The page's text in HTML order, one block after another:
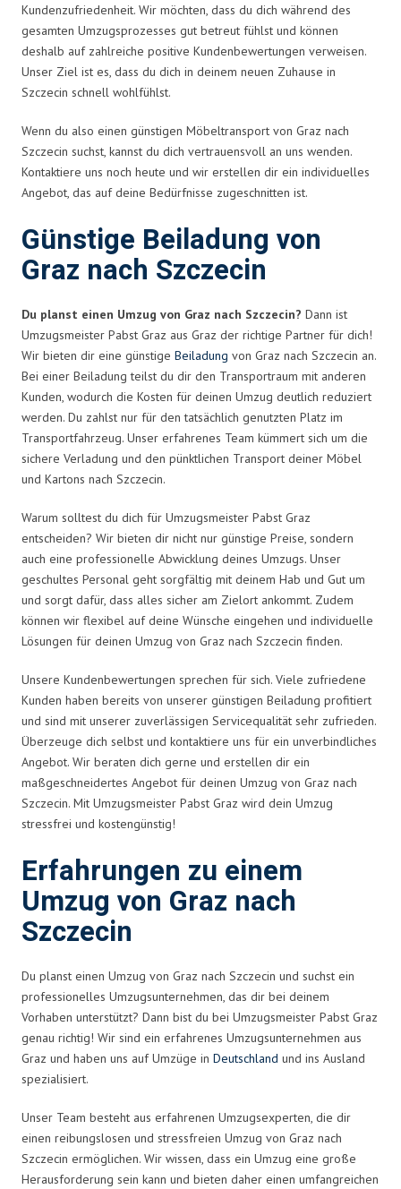
Kundenzufriedenheit. Wir möchten, dass du dich während des
gesamten Umzugsprozesses gut betreut fühlst und können
deshalb auf zahlreiche positive Kundenbewertungen verweisen.
Unser Ziel ist es, dass du dich in deinem neuen Zuhause in
Szczecin schnell wohlfühlst.
Wenn du also einen günstigen Möbeltransport von Graz nach
Szczecin suchst, kannst du dich vertrauensvoll an uns wenden.
Kontaktiere uns noch heute und wir erstellen dir ein individuelles
Angebot, das auf deine Bedürfnisse zugeschnitten ist.
Günstige Beiladung von
Graz nach Szczecin
Du planst einen Umzug von Graz nach Szczecin? Dann ist
Umzugsmeister Pabst Graz aus Graz der richtige Partner für dich!
Wir bieten dir eine günstige Beiladung von Graz nach Szczecin an.
Bei einer Beiladung teilst du dir den Transportraum mit anderen
Kunden, wodurch die Kosten für deinen Umzug deutlich reduziert
werden. Du zahlst nur für den tatsächlich genutzten Platz im
Transportfahrzeug. Unser erfahrenes Team kümmert sich um die
sichere Verladung und den pünktlichen Transport deiner Möbel
und Kartons nach Szczecin.
Warum solltest du dich für Umzugsmeister Pabst Graz
entscheiden? Wir bieten dir nicht nur günstige Preise, sondern
auch eine professionelle Abwicklung deines Umzugs. Unser
geschultes Personal geht sorgfältig mit deinem Hab und Gut um
und sorgt dafür, dass alles sicher am Zielort ankommt. Zudem
können wir flexibel auf deine Wünsche eingehen und individuelle
Lösungen für deinen Umzug von Graz nach Szczecin finden.
Unsere Kundenbewertungen sprechen für sich. Viele zufriedene
Kunden haben bereits von unserer günstigen Beiladung profitiert
und sind mit unserer zuverlässigen Servicequalität sehr zufrieden.
Überzeuge dich selbst und kontaktiere uns für ein unverbindliches
Angebot. Wir beraten dich gerne und erstellen dir ein
maßgeschneidertes Angebot für deinen Umzug von Graz nach
Szczecin. Mit Umzugsmeister Pabst Graz wird dein Umzug
stressfrei und kostengünstig!
Erfahrungen zu einem
Umzug von Graz nach
Szczecin
Du planst einen Umzug von Graz nach Szczecin und suchst ein
professionelles Umzugsunternehmen, das dir bei deinem
Vorhaben unterstützt? Dann bist du bei Umzugsmeister Pabst Graz
genau richtig! Wir sind ein erfahrenes Umzugsunternehmen aus
Graz und haben uns auf Umzüge in Deutschland und ins Ausland
spezialisiert.
Unser Team besteht aus erfahrenen Umzugsexperten, die dir
einen reibungslosen und stressfreien Umzug von Graz nach
Szczecin ermöglichen. Wir wissen, dass ein Umzug eine große
Herausforderung sein kann und bieten daher einen umfangreichen